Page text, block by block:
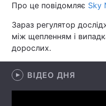
Цікавинки
Екологія
Лонгріди
Про це повідомляє Sky
Зараз регулятор
між щепленням і
дорослих.
ВІДЕО ДНЯ